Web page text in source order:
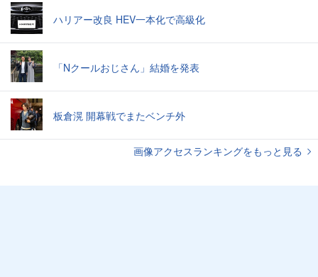
ハリアー改良 HEV一本化で高級化
「Nクールおじさん」結婚を発表
板倉滉 開幕戦でまたベンチ外
画像アクセスランキングをもっと見る